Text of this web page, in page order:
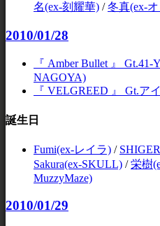
名(ex-刻耀華) /冬真(ex-
2010/01/28
『 Amber Bullet 』
NAGOYA)
『 VELGREED 』 Gt.ア
誕生日
Fumi(ex-レイラ) /
Sakura(ex-SKULL) /栄樹
MuzzyMaze)
2010/01/29